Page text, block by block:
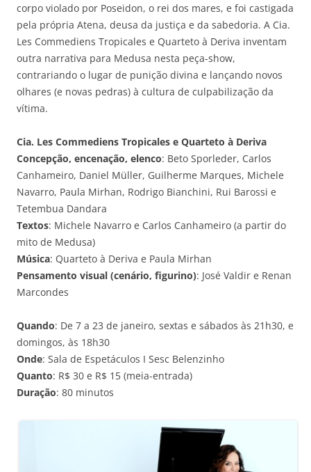
corpo violado por Poseidon, o rei dos mares, e foi castigada
pela própria Atena, deusa da justiça e da sabedoria. A Cia.
Les Commediens Tropicales e Quarteto à Deriva inventam
outra narrativa para Medusa nesta peça-show,
contrariando o lugar de punição divina e lançando novos
olhares (e novas pedras) à cultura de culpabilização da
vítima.
Cia. Les Commediens Tropicales e Quarteto à Deriva
Concepção, encenação, elenco: Beto Sporleder, Carlos
Canhameiro, Daniel Müller, Guilherme Marques, Michele
Navarro, Paula Mirhan, Rodrigo Bianchini, Rui Barossi e
Tetembua Dandara
Textos: Michele Navarro e Carlos Canhameiro (a partir do
mito de Medusa)
Música: Quarteto à Deriva e Paula Mirhan
Pensamento visual (cenário, figurino): José Valdir e Renan
Marcondes
Quando: De 7 a 23 de janeiro, sextas e sábados às 21h30, e
domingos, às 18h30
Onde: Sala de Espetáculos I Sesc Belenzinho
Quanto: R$ 30 e R$ 15 (meia-entrada)
Duração: 80 minutos